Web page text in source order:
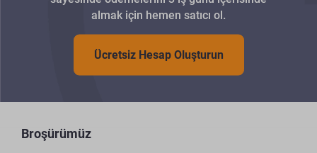
almak için hemen satıcı ol.
Ücretsiz Hesap Oluşturun
Broşürümüz